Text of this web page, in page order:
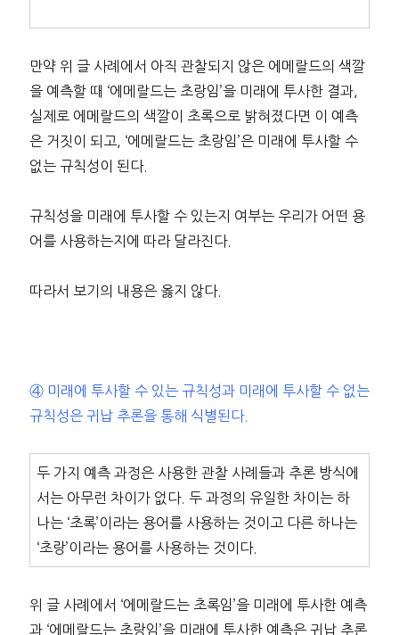
만약 위 글 사례에서 아직 관찰되지 않은 에메랄드의 색깔
을 예측할 때 ‘에메랄드는 초랑임’을 미래에 투사한 결과,
실제로 에메랄드의 색깔이 초록으로 밝혀졌다면 이 예측
은 거짓이 되고, ‘에메랄드는 초랑임’은 미래에 투사할 수
없는 규칙성이 된다.
규칙성을 미래에 투사할 수 있는지 여부는 우리가 어떤 용
어를 사용하는지에 따라 달라진다.
따라서 보기의 내용은 옳지 않다.
④ 미래에 투사할 수 있는 규칙성과 미래에 투사할 수 없는
규칙성은 귀납 추론을 통해 식별된다.
두 가지 예측 과정은 사용한 관찰 사례들과 추론 방식에
서는 아무런 차이가 없다. 두 과정의 유일한 차이는 하
나는 ‘초록’이라는 용어를 사용하는 것이고 다른 하나는
‘초랑’이라는 용어를 사용하는 것이다.
위 글 사례에서 ‘에메랄드는 초록임’을 미래에 투사한 예측
과 ‘에메랄드는 초랑임’을 미래에 투사한 예측은 귀납 추론